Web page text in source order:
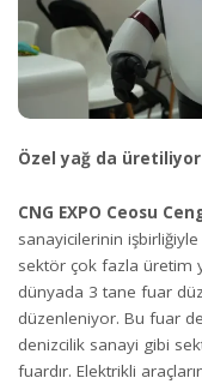
Özel yağ da üretiliyor
CNG EXPO Ceosu
sanayicilerinin
sektör çok fazla üretim
dünyada 3 tane fuar
düzenleniyor. Bu fuar
denizcilik sanayi gibi
fuardır. Elektrikli